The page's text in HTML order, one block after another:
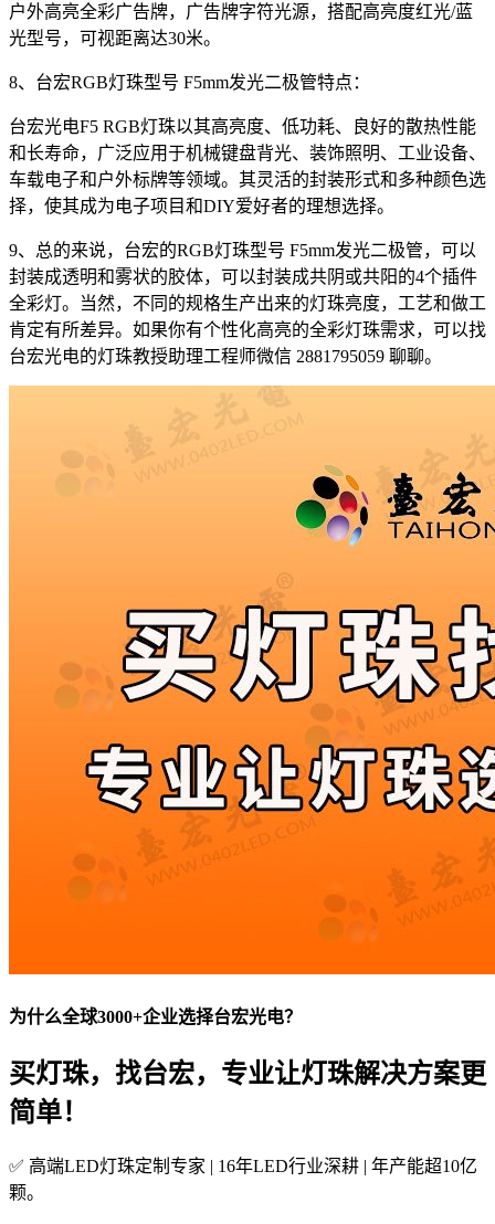
户外高亮全彩广告牌，广告牌字符光源，搭配高亮度红光/蓝
光型号，可视距离达30米。
8、台宏RGB灯珠型号 F5mm发光二极管特点：
台宏光电F5 RGB灯珠以其高亮度、低功耗、良好的散热性能
和长寿命，广泛应用于机械键盘背光、装饰照明、工业设备、
车载电子和户外标牌等领域。其灵活的封装形式和多种颜色选
择，使其成为电子项目和DIY爱好者的理想选择。
9、总的来说，台宏的RGB灯珠型号 F5mm发光二极管，可以
封装成透明和雾状的胶体，可以封装成共阴或共阳的4个插件
全彩灯。当然，不同的规格生产出来的灯珠亮度，工艺和做工
肯定有所差异。如果你有个性化高亮的全彩灯珠需求，可以找
台宏光电的灯珠教授助理工程师微信 2881795059 聊聊。
为什么全球3000+企业选择台宏光电？
买灯珠，找台宏，专业让灯珠解决方案更
简单！
✅ 高端LED灯珠定制专家 | 16年LED行业深耕 | 年产能超10亿
颗。